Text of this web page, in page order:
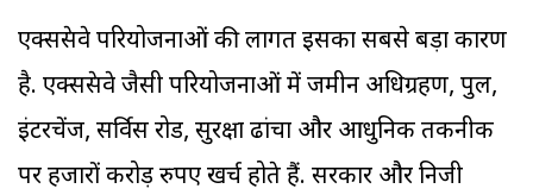
एक्सप्रेसवे परियोजनाओं की लागत इसका सबसे बड़ा कारण
है. एक्सप्रेसवे जैसी परियोजनाओं में जमीन अधिग्रहण, पुल,
इंटरचेंज, सर्विस रोड, सुरक्षा ढांचा और आधुनिक तकनीक
पर हजारों करोड़ रुपए खर्च होते हैं. सरकार और निजी